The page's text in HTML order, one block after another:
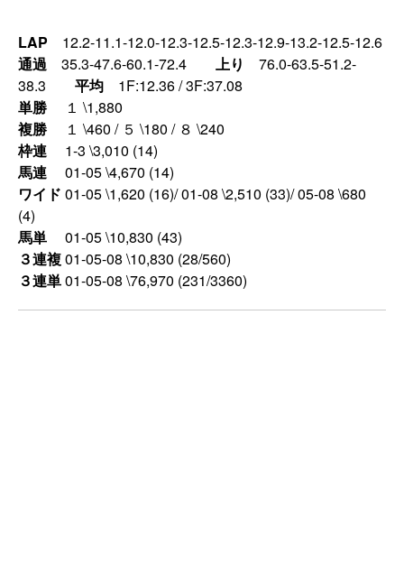
LAP 12.2-11.1-12.0-12.3-12.5-12.3-12.9-13.2-12.5-12.6
通過 35.3-47.6-60.1-72.4 上り 76.0-63.5-51.2-
38.3 平均 1F:12.36 / 3F:37.08
単勝
１ \1,880
複勝
１ \460 / ５ \180 / ８ \240
枠連
1-3 \3,010 (14)
馬連
01-05 \4,670 (14)
ワイド 01-05 \1,620 (16)/ 01-08 \2,510 (33)/ 05-08 \680
(4)
馬単
01-05 \10,830 (43)
３連複01-05-08 \10,830 (28/560)
３連単01-05-08 \76,970 (231/3360)